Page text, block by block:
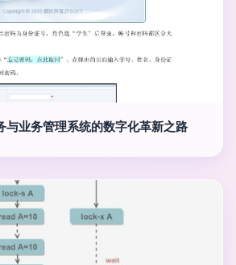
与业务管理系统的数字化革新之路